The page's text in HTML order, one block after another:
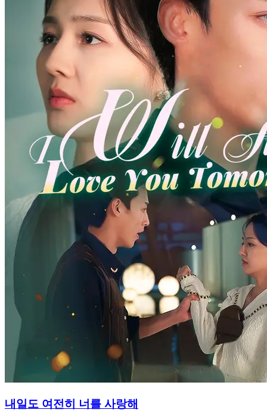
내일도 여전히 너를 사랑해